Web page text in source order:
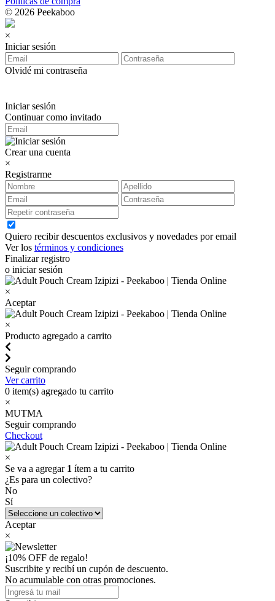
© 2026 Peekaboo
×
Iniciar sesión
Olvidé mi contraseña
Iniciar sesión
Continuar como invitado
Crear una cuenta
×
Registrarme
Quiero recibir descuentos exclusivos y novedades por email
Ver los términos y condiciones
Finalizar registro
o iniciar sesión
×
Aceptar
×
Producto agregado a carrito
Seguir comprando
Ver carrito
0 item(s) agregado tu carrito
×
MUTMA
Seguir comprando
Checkout
×
Se va a agregar 1 ítem a tu carrito
¿Es para un colectivo?
No
Sí
Aceptar
×
¡10% OFF de regalo!
Suscribite y recibí un cupón de descuento.
No acumulable con otras promociones.